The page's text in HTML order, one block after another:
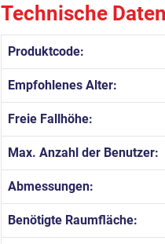
Technische Daten
Produktcode:
Empfohlenes Alter:
Freie Fallhöhe:
Max. Anzahl der Benutzer:
Abmessungen:
Benötigte Raumfläche: